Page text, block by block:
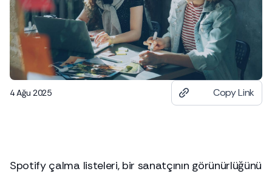
4 Ağu 2025 Copy Link
Spotify çalma listeleri, bir sanatçının görünürlüğünü